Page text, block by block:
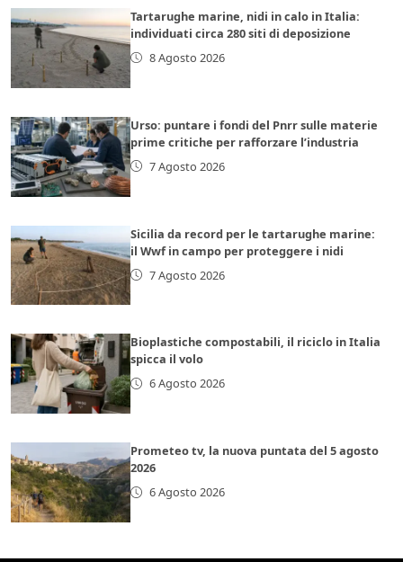
Tartarughe marine, nidi in calo in Italia:
individuati circa 280 siti di deposizione
8 Agosto 2026
Urso: puntare i fondi del Pnrr sulle materie
prime critiche per rafforzare l’industria
7 Agosto 2026
Sicilia da record per le tartarughe marine:
il Wwf in campo per proteggere i nidi
7 Agosto 2026
Bioplastiche compostabili, il riciclo in Italia
spicca il volo
6 Agosto 2026
Prometeo tv, la nuova puntata del 5 agosto
2026
6 Agosto 2026